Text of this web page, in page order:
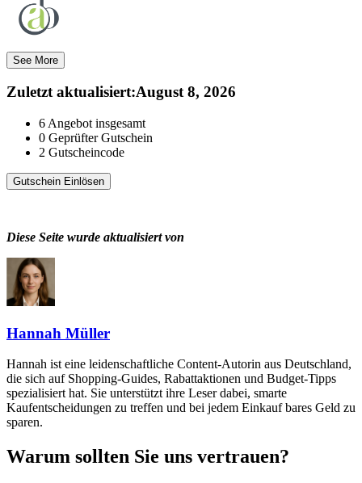
See More
Zuletzt aktualisiert:August 8, 2026
6 Angebot insgesamt
0 Geprüfter Gutschein
2 Gutscheincode
Gutschein Einlösen
Diese Seite wurde aktualisiert von
Hannah Müller
Hannah ist eine leidenschaftliche Content-Autorin aus Deutschland,
die sich auf Shopping-Guides, Rabattaktionen und Budget-Tipps
spezialisiert hat. Sie unterstützt ihre Leser dabei, smarte
Kaufentscheidungen zu treffen und bei jedem Einkauf bares Geld zu
sparen.
Warum sollten Sie uns vertrauen?